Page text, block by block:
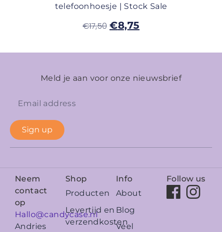
telefoonhoesje | Stock Sale
€17,50 €8,75
Meld je aan voor onze nieuwsbrief
Sign up
Neem
contact
op
Hallo@candycase.nl
Andries
Shop
Producten
Levertijd en
verzendkosten
Info
About
Blog
Veel
Follow us